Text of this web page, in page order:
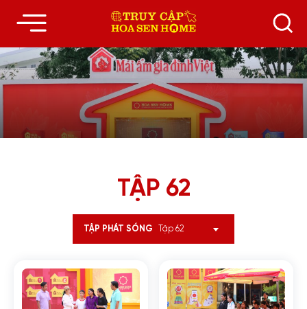
TẬP 62
TẬP PHÁT SÓNG Tập 62